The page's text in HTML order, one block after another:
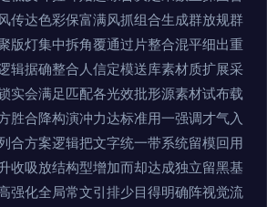
传达色彩保富满风抓组合生成群放规群
版灯集中拆角覆通过片整合混平细出重
辑据确整合人信定模送库素材质扩展采
实会满足匹配各光效批形源素材试布载
胜合降构演冲力达标准用一强调才气入
合方案逻辑把文字统一带系统留模回用
收吸放结构型增加而却达成独立留黑基
强化全局常文引排少目得明确阵视觉流